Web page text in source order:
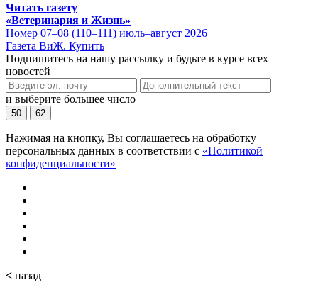
Читать газету
«Ветеринария и Жизнь»
Номер 07–08 (110–111) июль–август 2026
Газета ВиЖ. Купить
Подпишитесь на нашу рассылку и будьте в курсе всех
новостей
и выберите большее число
50 62
Нажимая на кнопку, Вы соглашаетесь на обработку
персональных данных в соответствии с «Политикой
конфиденциальности»
< назад